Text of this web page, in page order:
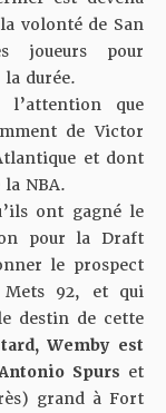
volonté de San
joueurs pour
durée.
que
de Victor
et dont
NBA.
ont gagné le
pour la Draft
le prospect
Mets 92, et qui
destin de cette
Wemby est
Spurs et
grand à Fort